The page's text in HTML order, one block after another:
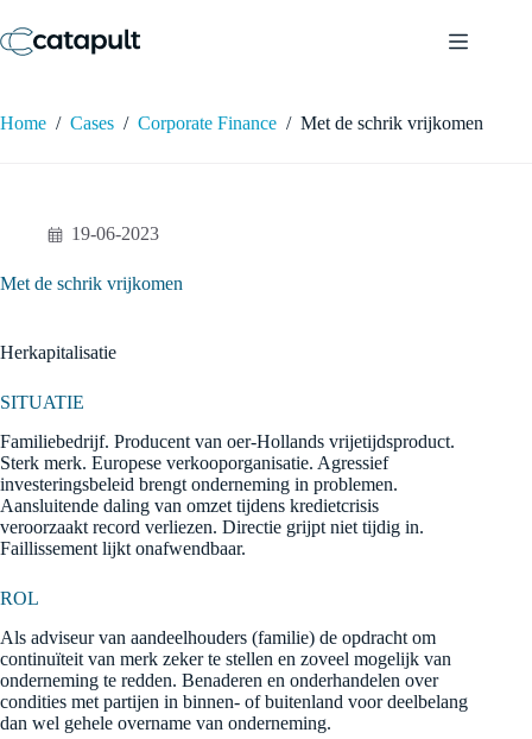
naar
de
Home / Cases / Corporate Finance / Met de schrik vrijkomen
19-06-2023
Met de schrik vrijkomen
Herkapitalisatie
SITUATIE
Familiebedrijf. Producent van oer-Hollands vrijetijdsproduct.
Sterk merk. Europese verkooporganisatie. Agressief
investeringsbeleid brengt onderneming in problemen.
Aansluitende daling van omzet tijdens kredietcrisis
veroorzaakt record verliezen. Directie grijpt niet tijdig in.
Faillissement lijkt onafwendbaar.
ROL
Als adviseur van aandeelhouders (familie) de opdracht om
continuïteit van merk zeker te stellen en zoveel mogelijk van
onderneming te redden. Benaderen en onderhandelen over
condities met partijen in binnen- of buitenland voor deelbelang
dan wel gehele overname van onderneming.